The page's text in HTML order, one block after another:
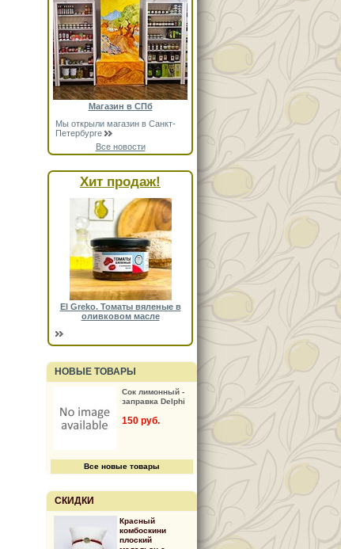
Магазин в СПб
Мы открыли магазин в Санкт-
Петербурге
Все новости
Хит продаж!
El Greko. Томаты вяленые в
оливковом масле
НОВЫЕ ТОВАРЫ
Сок лимонный -
заправка Delphi
150 руб.
Все новые товары
СКИДКИ
Красный
комбоскини
плоский